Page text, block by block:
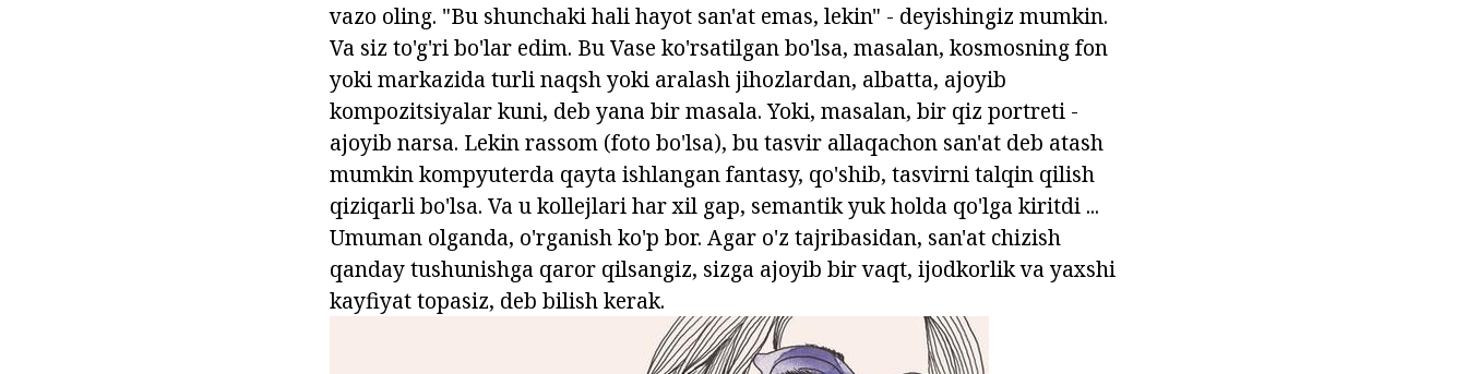
vazo oling. "Bu shunchaki hali hayot san'at emas, lekin" - deyishingiz mumkin.
Va siz to'g'ri bo'lar edim. Bu Vase ko'rsatilgan bo'lsa, masalan, kosmosning fon
yoki markazida turli naqsh yoki aralash jihozlardan, albatta, ajoyib
kompozitsiyalar kuni, deb yana bir masala. Yoki, masalan, bir qiz portreti -
ajoyib narsa. Lekin rassom (foto bo'lsa), bu tasvir allaqachon san'at deb atash
mumkin kompyuterda qayta ishlangan fantasy, qo'shib, tasvirni talqin qilish
qiziqarli bo'lsa. Va u kollejlari har xil gap, semantik yuk holda qo'lga kiritdi ...
Umuman olganda, o'rganish ko'p bor. Agar o'z tajribasidan, san'at chizish
qanday tushunishga qaror qilsangiz, sizga ajoyib bir vaqt, ijodkorlik va yaxshi
kayfiyat topasiz, deb bilish kerak.